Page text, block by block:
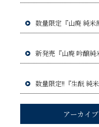
アーカイブ